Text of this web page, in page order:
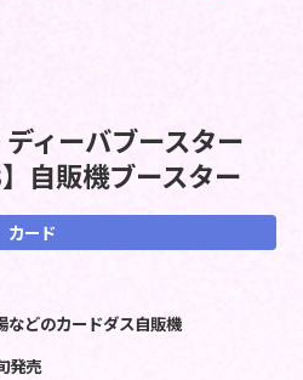
ィーバブースター
自販機ブースター
カード
などのカードダス自販機
発売